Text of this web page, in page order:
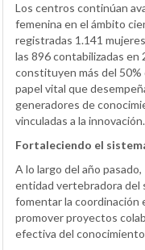
Los centros continúan
femenina en el ámbito
registradas 1.141
las 896 contabilizadas
constituyen más del
papel vital que
generadores de
vinculadas a la innovación.
Fortaleciendo el
A lo largo del año
entidad vertebradora del
fomentar la
promover proyectos
efectiva del